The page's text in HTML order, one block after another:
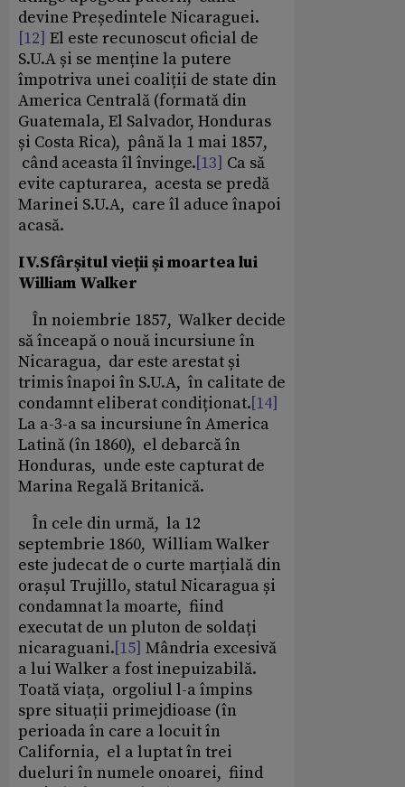
devine Președintele Nicaraguei.
[12] El este recunoscut oficial de
S.U.A și se menține la putere
împotriva unei coaliții de state din
America Centrală (formată din
Guatemala, El Salvador, Honduras
și Costa Rica), până la 1 mai 1857,
când aceasta îl învinge.[13] Ca să
evite capturarea, acesta se predă
Marinei S.U.A, care îl aduce înapoi
acasă.
IV.Sfârșitul vieții și moartea lui
William Walker
În noiembrie 1857, Walker decide
să înceapă o nouă incursiune în
Nicaragua, dar este arestat și
trimis înapoi în S.U.A, în calitate de
condamnt eliberat condiționat.[14]
La a-3-a sa incursiune în America
Latină (în 1860), el debarcă în
Honduras, unde este capturat de
Marina Regală Britanică.
În cele din urmă, la 12
septembrie 1860, William Walker
este judecat de o curte marțială din
orașul Trujillo, statul Nicaragua și
condamnat la moarte, fiind
executat de un pluton de soldați
nicaraguani.[15] Mândria excesivă
a lui Walker a fost inepuizabilă.
Toată viața, orgoliul l-a împins
spre situații primejdioase (în
perioada în care a locuit în
California, el a luptat în trei
dueluri în numele onoarei, fiind